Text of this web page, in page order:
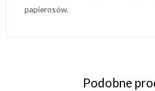
papierosów.
Podobne